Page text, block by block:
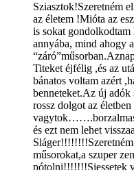
Sziasztok!Szeretném
az életem !Mióta az
is sokat
annyába, mind ahogy
Titeket éjfélig ,és az
bánatos voltam azért
benneteket.Az új
rossz dolgot az
és ezt nem lehet
műsorokat,a szuper
pótolni!!!!!!!Siessetek